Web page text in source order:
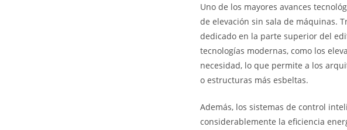
Uno de los mayores avances
de elevación sin sala de máquinas.
dedicado en la parte superior del
tecnologías modernas, como los
necesidad, lo que permite a los
o estructuras más esbeltas.
Además, los sistemas de control
considerablemente la eficiencia